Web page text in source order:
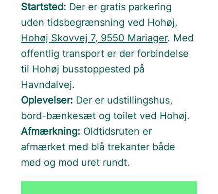
Startsted: Der er gratis parkering
uden tidsbegrænsning ved Hohøj,
Hohøj Skovvej 7, 9550 Mariager. Med
offentlig transport er der forbindelse
til Hohøj busstoppested på
Havndalvej.
Oplevelser: Der er udstillingshus,
bord-bænkesæt og toilet ved Hohøj.
Afmærkning: Oldtidsruten er
afmærket med blå trekanter både
med og mod uret rundt.